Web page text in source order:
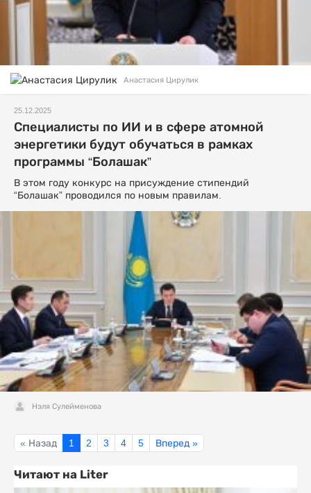
Анастасия Цирулик
25.12.2025
Специалисты по ИИ и в сфере атомной
энергетики будут обучаться в рамках
программы “Болашак”
В этом году конкурс на присуждение стипендий
“Болашак” проводился по новым правилам.
Нэля Сулейменова
« Назад 1 2 3 4 5 Вперед »
Читают на Liter